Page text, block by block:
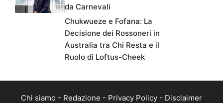
da Carnevali
Chukwueze e Fofana: La
Decisione dei Rossoneri in
Australia tra Chi Resta e il
Ruolo di Loftus-Cheek
Chi siamo - Redazione - Privacy Policy - Disclaimer